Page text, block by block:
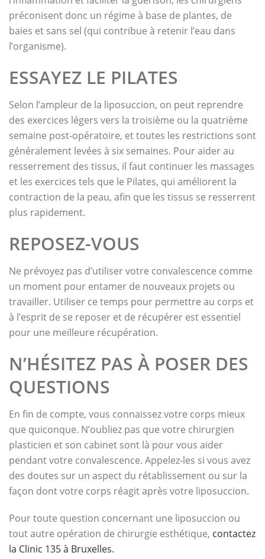
préconisent donc un régime à base de plantes, de
baies et sans sel (qui contribue à retenir l’eau dans
l’organisme).
ESSAYEZ LE PILATES
Selon l’ampleur de la liposuccion, on peut reprendre
des exercices légers vers la troisième ou la quatrième
semaine post-opératoire, et toutes les restrictions sont
généralement levées à six semaines. Pour aider au
resserrement des tissus, il faut continuer les massages
et les exercices tels que le Pilates, qui améliorent la
contraction de la peau, afin que les tissus se resserrent
plus rapidement.
REPOSEZ-VOUS
Ne prévoyez pas d’utiliser votre convalescence comme
un moment pour entamer de nouveaux projets ou
travailler. Utiliser ce temps pour permettre au corps et
à l’esprit de se reposer et de récupérer est essentiel
pour une meilleure récupération.
N’HÉSITEZ PAS À POSER DES
QUESTIONS
En fin de compte, vous connaissez votre corps mieux
que quiconque. N’oubliez pas que votre chirurgien
plasticien et son cabinet sont là pour vous aider
pendant votre convalescence. Appelez-les si vous avez
des doutes sur un aspect du rétablissement ou sur la
façon dont votre corps réagit après votre liposuccion.
Pour toute question concernant une liposuccion ou
tout autre opération de chirurgie esthétique, contactez
la Clinic 135 à Bruxelles.